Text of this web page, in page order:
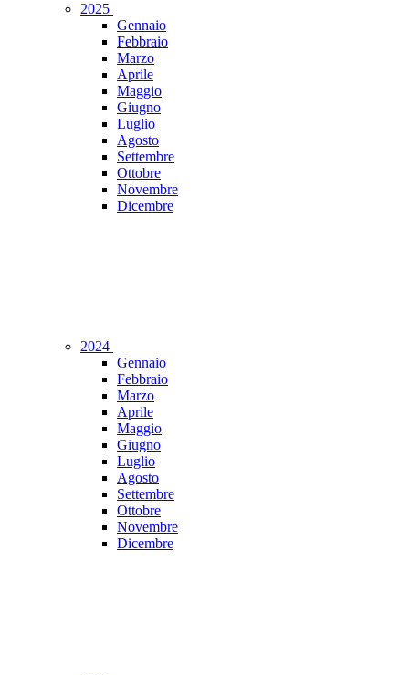
2025
Gennaio
Febbraio
Marzo
Aprile
Maggio
Giugno
Luglio
Agosto
Settembre
Ottobre
Novembre
Dicembre
2024
Gennaio
Febbraio
Marzo
Aprile
Maggio
Giugno
Luglio
Agosto
Settembre
Ottobre
Novembre
Dicembre